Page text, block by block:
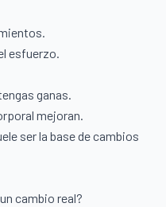
esfuerzo.
ganas.
mejoran.
ser la base de cambios
cambio real?